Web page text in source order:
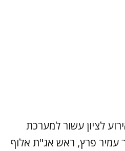
לציון עשור למערכת
עמיר פרץ, ראש אג"ת אלוף